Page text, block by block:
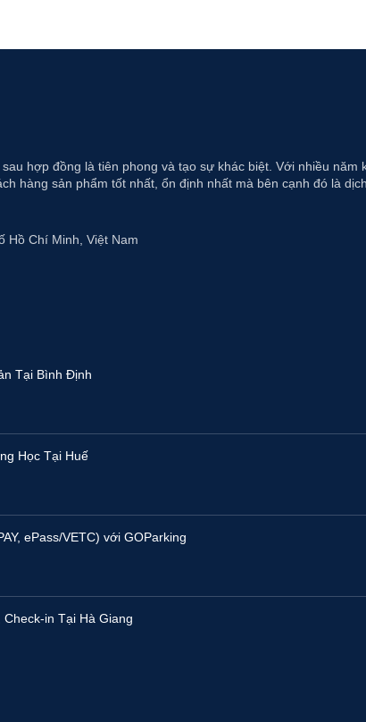
hợp đồng là tiên phong và tạo sự khác biệt. Với nhiều
hàng sản phẩm tốt nhất, ổn định nhất mà bên cạnh đó là
Hồ Chí Minh, Việt Nam
Tại Bình Định
Học Tại Huế
ePass/VETC) với GOParking
in Tại Hà Giang